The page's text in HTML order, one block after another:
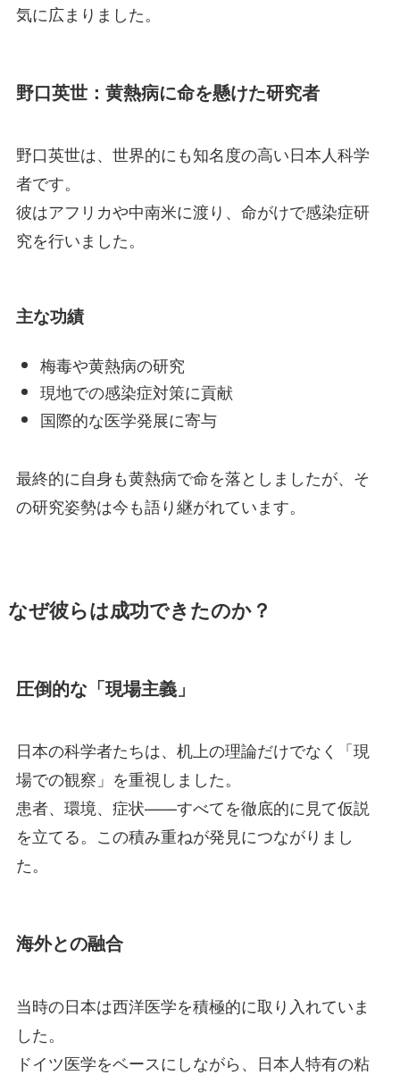
気に広まりました。
野口英世：黄熱病に命を懸けた研究者
野口英世は、世界的にも知名度の高い日本人科学
者です。
彼はアフリカや中南米に渡り、命がけで感染症研
究を行いました。
主な功績
梅毒や黄熱病の研究
現地での感染症対策に貢献
国際的な医学発展に寄与
最終的に自身も黄熱病で命を落としましたが、そ
の研究姿勢は今も語り継がれています。
なぜ彼らは成功できたのか？
圧倒的な「現場主義」
日本の科学者たちは、机上の理論だけでなく「現
場での観察」を重視しました。
患者、環境、症状——すべてを徹底的に見て仮説
を立てる。この積み重ねが発見につながりまし
た。
海外との融合
当時の日本は西洋医学を積極的に取り入れていま
した。
ドイツ医学をベースにしながら、日本人特有の粘